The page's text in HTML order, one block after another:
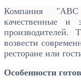
Компания "АВС
качественные и
производителей.
возвести
ресторане или
Особенности